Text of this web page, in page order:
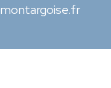
montargoise.fr